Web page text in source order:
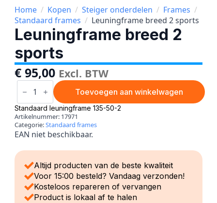
Home Kopen Steiger onderdelen
Frames
Standaard frames
Leuningframe breed 2 sports
Leuningframe breed 2
sports
€ 95,00 Excl. BTW
Leuningframe
breed
sports
aantal
Toevoegen aan winkelwagen
Standaard leuningframe 135-50-2
Artikelnummer: 17971
Categorie:Standaard frames
EAN niet beschikbaar.
Altijd producten van de beste kwaliteit
Voor 15:00 besteld? Vandaag verzonden!
Kosteloos repareren of vervangen
Product is lokaal af te halen